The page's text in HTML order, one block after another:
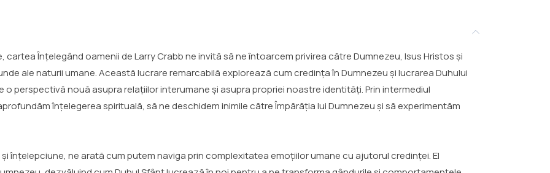
Înțelegând oamenii de Larry Crabb ne invită să ne întoarcem privirea către Dumnezeu, Isus Hristos și
ale naturii umane. Această lucrare remarcabilă explorează cum credința în Dumnezeu și lucrarea Duhului
perspectivă nouă asupra relațiilor interumane și asupra propriei noastre identități. Prin intermediul
înțelegerea spirituală, să ne deschidem inimile către Împărăția lui Dumnezeu și să experimentăm
înțelepciune, ne arată cum putem naviga prin complexitatea emoțiilor umane cu ajutorul credinței. El